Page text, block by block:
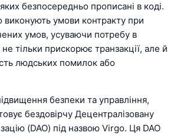
безпосередньо прописані в коді.
виконують умови контракту при
умов, усуваючи потребу в
тільки прискорює транзакції, але й
людських помилок або
безпеки та управління,
бездовірчу Децентралізовану
(DAO) під назвою Virgo. Ця DAO